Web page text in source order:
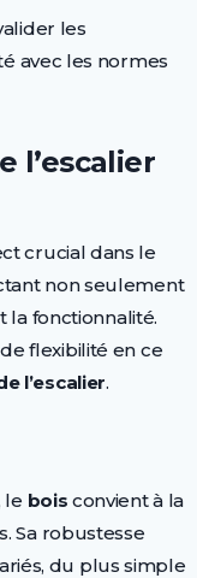
les
avec les normes
l’escalier
crucial dans le
non seulement
la fonctionnalité.
flexibilité en ce
l’escalier.
le bois convient à la
Sa robustesse
du plus simple